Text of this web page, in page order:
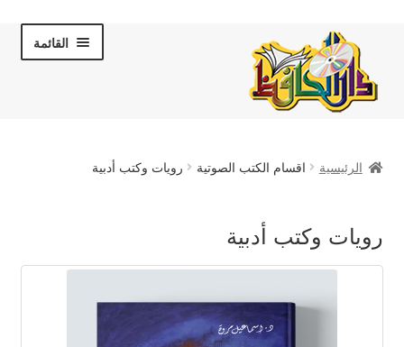
navigation
content
القائمة
الكتب والقصص
المكتبة المرئية
الرئيسية اقسام الكتب الصوتية رويات وكتب أدبية
رويات وكتب أدبية